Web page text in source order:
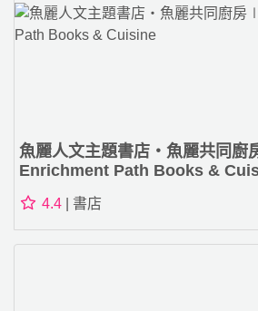
魚麗人文主題書店‧魚麗共同廚
Enrichment Path Books &
4.4 | 書店